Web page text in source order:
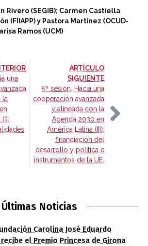
Rivero (SEGIB); Carmen Castiella
(FIIAPP) y Pastora Martínez (OCUD-
Ramos (UCM)
-
una
la
ARTÍCULO
SIGUIENTE-
5ª sesión. Hacia una
cooperación avanzada
y alineada con la
Agenda 2030 en
América Latina (III):
financiación del
desarrollo y política e
instrumentos de la UE.
Últimas Noticias
Carolina José Eduardo
el Premio Princesa de Girona